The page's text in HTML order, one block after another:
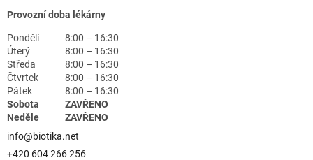
Provozní doba lékárny
Pondělí
8:00 – 16:30
Úterý
8:00 – 16:30
Středa
8:00 – 16:30
Čtvrtek
8:00 – 16:30
Pátek
8:00 – 16:30
Sobota
ZAVŘENO
Neděle
ZAVŘENO
info@biotika.net
+420 604 266 256